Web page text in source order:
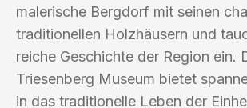
malerische Bergdorf mit seinen
traditionellen Holzhäusern und
reiche Geschichte der Region ein.
Triesenberg Museum bietet
in das traditionelle Leben der